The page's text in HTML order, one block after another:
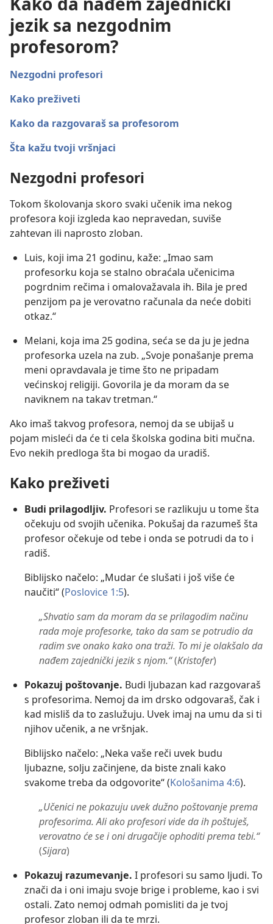
jezik sa nezgodnim
profesorom?
Nezgodni profesori
Kako preživeti
Kako da razgovaraš sa profesorom
Šta kažu tvoji vršnjaci
Nezgodni profesori
Tokom školovanja skoro svaki učenik ima nekog
profesora koji izgleda kao nepravedan, suviše
zahtevan ili naprosto zloban.
Luis, koji ima 21 godinu, kaže: „Imao sam
profesorku koja se stalno obraćala učenicima
pogrdnim rečima i omalovažavala ih. Bila je pred
penzijom pa je verovatno računala da neće dobiti
otkaz.“
Melani, koja ima 25 godina, seća se da ju je jedna
profesorka uzela na zub. „Svoje ponašanje prema
meni opravdavala je time što ne pripadam
većinskoj religiji. Govorila je da moram da se
naviknem na takav tretman.“
Ako imaš takvog profesora, nemoj da se ubijaš u
pojam misleći da će ti cela školska godina biti mučna.
Evo nekih predloga šta bi mogao da uradiš.
Kako preživeti
Budi prilagodljiv. Profesori se razlikuju u tome šta
očekuju od svojih učenika. Pokušaj da razumeš šta
profesor očekuje od tebe i onda se potrudi da to i
radiš.
Biblijsko načelo: „Mudar će slušati i još više će
naučiti“ (Poslovice 1:5).
„Shvatio sam da moram da se prilagodim načinu
rada moje profesorke, tako da sam se potrudio da
radim sve onako kako ona traži. To mi je olakšalo da
nađem zajednički jezik s njom.“(Kristofer)
Pokazuj poštovanje. Budi ljubazan kad razgovaraš
s profesorima. Nemoj da im drsko odgovaraš, čak i
kad misliš da to zaslužuju. Uvek imaj na umu da si ti
njihov učenik, a ne vršnjak.
Biblijsko načelo: „Neka vaše reči uvek budu
ljubazne, solju začinjene, da biste znali kako
svakome treba da odgovorite“ (Kološanima 4:6).
„Učenici ne pokazuju uvek dužno poštovanje prema
profesorima. Ali ako profesori vide da ih poštuješ,
verovatno će se i oni drugačije ophoditi prema tebi.“
(Sijara)
Pokazuj razumevanje. I profesori su samo ljudi. To
znači da i oni imaju svoje brige i probleme, kao i svi
ostali. Zato nemoj odmah pomisliti da je tvoj
profesor zloban ili da te mrzi.